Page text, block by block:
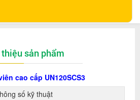
sản phẩm
cao cấp UN120SCS3
số kỹ thuật